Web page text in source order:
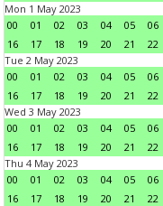
Mon 1 May 2023
00
01 02 03 04 05 06
16
17 18 19 20 21 22
Tue 2 May 2023
00
01 02 03 04 05 06
16
17 18 19 20 21 22
Wed 3 May 2023
00
01 02 03 04 05 06
16
17 18 19 20 21 22
Thu 4 May 2023
00
01 02 03 04 05 06
16
17 18 19 20 21 22